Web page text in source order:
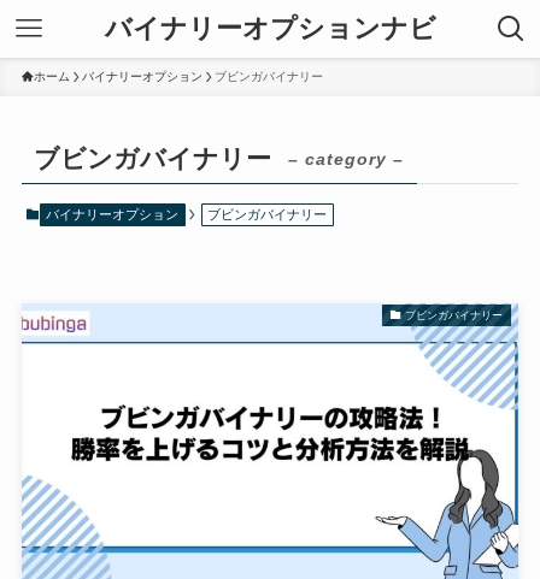
バイナリーオプションナビ
ホーム バイナリーオプション ブビンガバイナリー
ブビンガバイナリー – category –
バイナリーオプション ブビンガバイナリー
ブビンガバイナリー